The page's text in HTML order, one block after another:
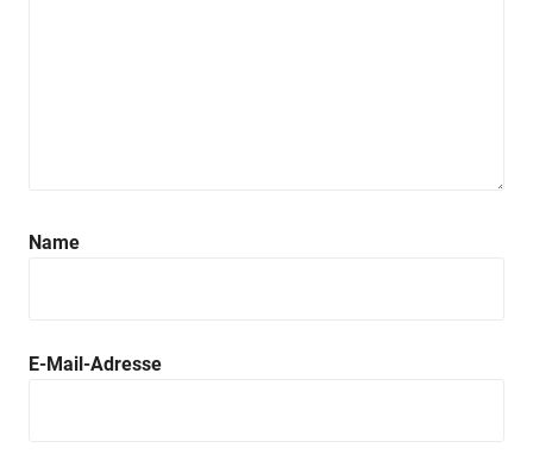
Name
E-Mail-Adresse